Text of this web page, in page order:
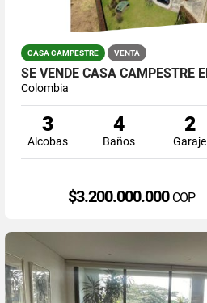
CASA CAMPESTRE VENTA
Colombia
3
Alcobas
4
Baños
2
Garaje
$3.200.000.000 COP